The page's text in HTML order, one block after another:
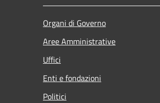
Organi di Governo
Aree Amministrative
Uffici
Enti e fondazioni
Politici